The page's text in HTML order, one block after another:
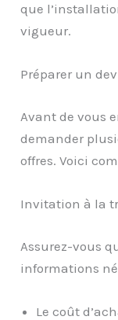
que
vigueur.
Préparer un
Avant de vous
demander
offres. Voici
Invitation à la
Assurez-vous
informations
Le coût